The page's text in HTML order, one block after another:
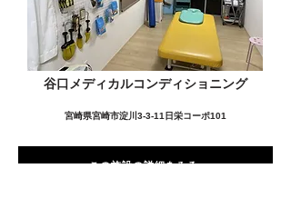
谷口メディカルコンディショニング
宮崎県宮崎市淀川3-3-11日栄コーポ101
この施設の詳細をみる